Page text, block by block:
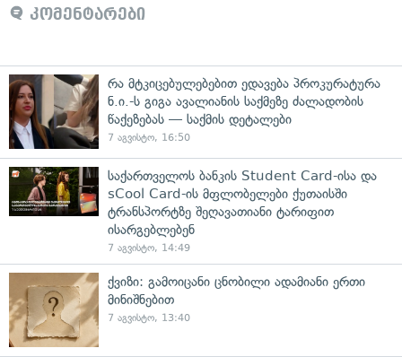
კომენტარები
რა მტკიცებულებებით ედავება პროკურატურა
ნ.ი.-ს გიგა ავალიანის საქმეზე ძალადობის
წაქეზებას — საქმის დეტალები
7 აგვისტო, 16:50
საქართველოს ბანკის Student Card-ისა და
sCool Card-ის მფლობელები ქუთაისში
ტრანსპორტზე შეღავათიანი ტარიფით
ისარგებლებენ
7 აგვისტო, 14:49
ქვიზი: გამოიცანი ცნობილი ადამიანი ერთი
მინიშნებით
7 აგვისტო, 13:40